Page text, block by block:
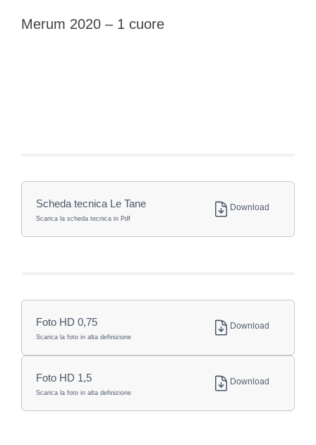
Merum 2020 – 1 cuore
Scheda tecnica Le Tane
Scarica la scheda tecnica in Pdf
Download
Foto HD 0,75
Scarica la foto in alta definizione
Download
Foto HD 1,5
Scarica la foto in alta definizione
Download